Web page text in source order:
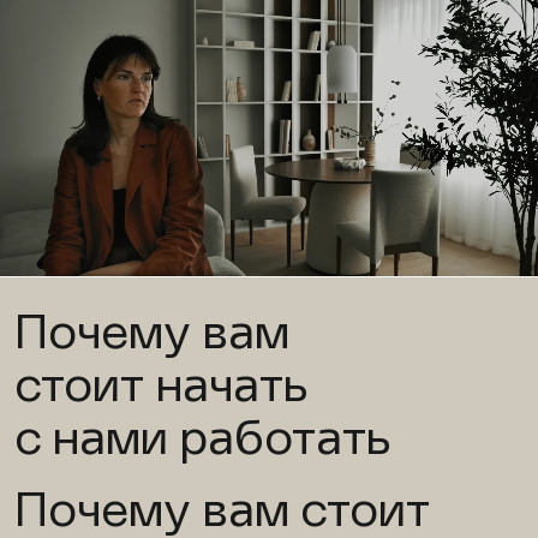
Почему вам
стоит начать
с нами работать
Почему вам стоит